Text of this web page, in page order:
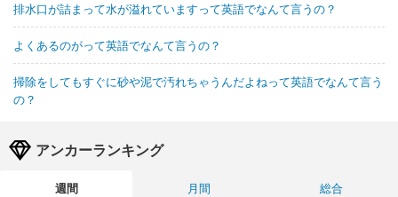
排水口が詰まって水が溢れていますって英語でなんて言うの？
よくあるのがって英語でなんて言うの？
掃除をしてもすぐに砂や泥で汚れちゃうんだよねって英語でなんて言う
の？
アンカーランキング
週間 月間
総合